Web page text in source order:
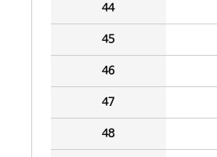
44
45
46
47
48